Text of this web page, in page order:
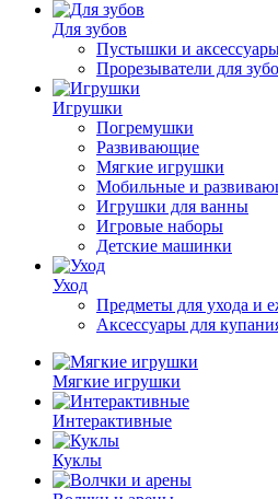
Для зубов
Пустышки и
Прорезыватели для
Игрушки
Погремушки
Развивающие
Мягкие игрушки
Мобильные и
Игрушки для ванны
Игровые наборы
Детские машинки
Уход
Предметы для ухода и
Аксессуары для
Мягкие игрушки
Интерактивные
Куклы